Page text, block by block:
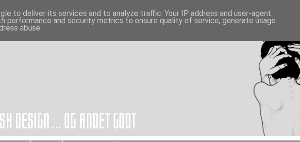
to deliver its services and to analyze traffic. Your IP address and user-agent
performance and security metrics to ensure quality of service, generate usage
abuse.